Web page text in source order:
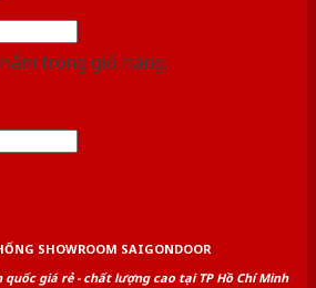
trong giỏ hàng.
SHOWROOM SAIGONDOOR
giá rẻ - chất lượng cao tại TP Hồ Chí Minh